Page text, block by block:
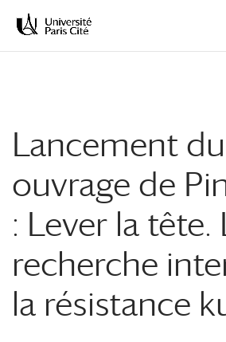
Lancement
ouvrage de
: Lever la tête.
recherche
la résistance